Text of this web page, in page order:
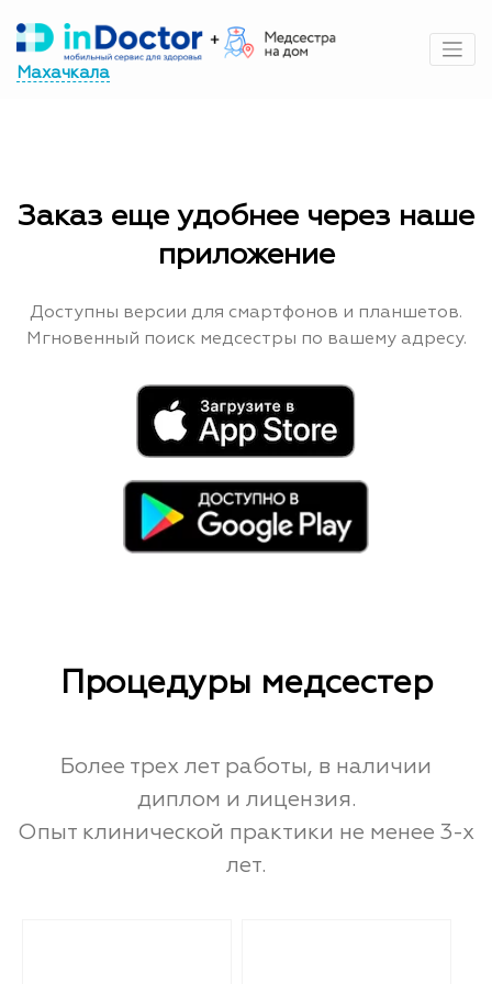
содержимому
Махачкала
Заказ еще удобнее через наше
приложение
Доступны версии для смартфонов и планшетов.
Мгновенный поиск медсестры по вашему адресу.
Процедуры медсестер
Более трех лет работы, в наличии
диплом и лицензия.
Опыт клинической практики не менее 3-х
лет.